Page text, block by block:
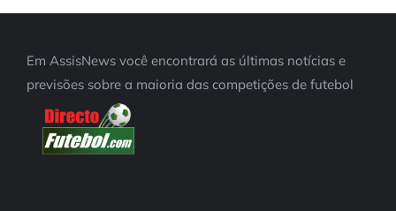
Em AssisNews você encontrará as últimas notícias e
previsões sobre a maioria das competições de futebol